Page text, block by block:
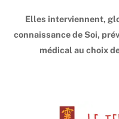
Elles interviennent,
connaissance de Soi,
médical au choix